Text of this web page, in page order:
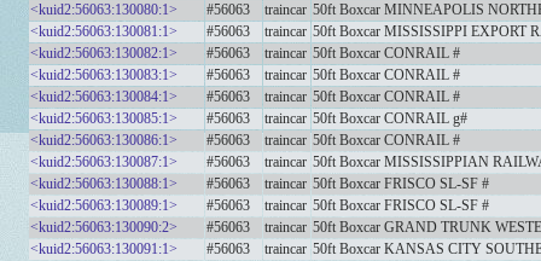
<kuid2:56063:130080:1>
#56063 traincar 50ft Boxcar MINNEAPOLIS
<kuid2:56063:130081:1>
#56063 traincar 50ft Boxcar MISSISSIPPI EXPORT
<kuid2:56063:130082:1>
#56063 traincar 50ft Boxcar CONRAIL #
<kuid2:56063:130083:1>
#56063 traincar 50ft Boxcar CONRAIL #
<kuid2:56063:130084:1>
#56063 traincar 50ft Boxcar CONRAIL #
<kuid2:56063:130085:1>
#56063 traincar 50ft Boxcar CONRAIL g#
<kuid2:56063:130086:1>
#56063 traincar 50ft Boxcar CONRAIL #
<kuid2:56063:130087:1>
#56063 traincar 50ft Boxcar MISSISSIPPIAN
<kuid2:56063:130088:1>
#56063 traincar 50ft Boxcar FRISCO SL-SF #
<kuid2:56063:130089:1>
#56063 traincar 50ft Boxcar FRISCO SL-SF #
<kuid2:56063:130090:2>
#56063 traincar 50ft Boxcar GRAND TRUNK
<kuid2:56063:130091:1>
#56063 traincar 50ft Boxcar KANSAS CITY